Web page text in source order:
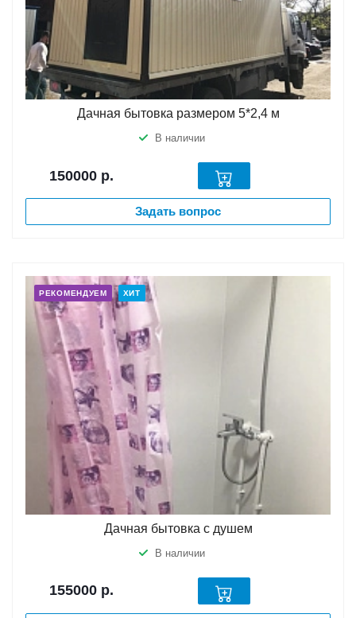
Дачная бытовка размером 5*2,4 м
В наличии
150000 р.
Задать вопрос
РЕКОМЕНДУЕМ ХИТ
Дачная бытовка с душем
В наличии
155000 р.